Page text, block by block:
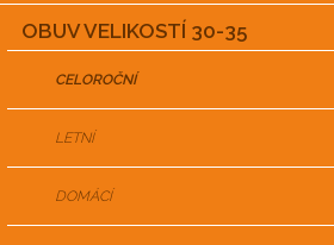
OBUV VELIKOSTÍ 30-35
CELOROČNÍ
LETNÍ
DOMÁCÍ